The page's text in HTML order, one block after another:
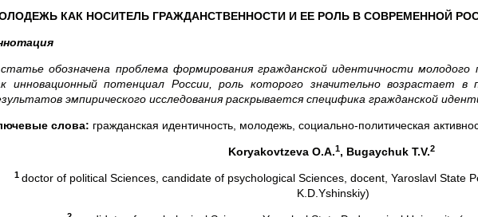
КАК НОСИТЕЛЬ ГРАЖДАНСТВЕННОСТИ И ЕЕ РОЛЬ В СОВРЕМЕННОЙ
обозначена проблема формирования гражданской идентичности молодого
инновационный потенциал России, роль которого значительно возрастает
эмпирического исследования раскрывается специфика гражданской
слова: гражданская идентичность, молодежь, социально-политическая
Koryakovtzeva O.A.1, Bugaychuk T.V.2
1 doctor of political Sciences, candidate of psychological Sciences, docent, Yaroslavl State
K.D.Yshinskiy)